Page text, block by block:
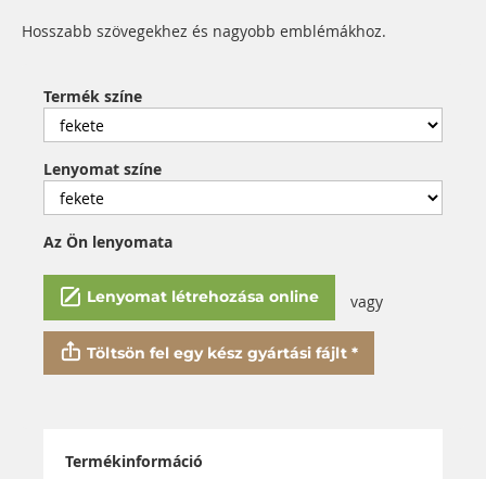
Hosszabb szövegekhez és nagyobb emblémákhoz.
Termék színe
Lenyomat színe
Az Ön lenyomata
Lenyomat létrehozása online vagy
Töltsön fel egy kész gyártási fájlt *
Termékinformáció